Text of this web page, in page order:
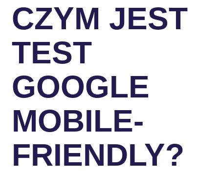
CZYM JEST
TEST
GOOGLE
MOBILE-
FRIENDLY?